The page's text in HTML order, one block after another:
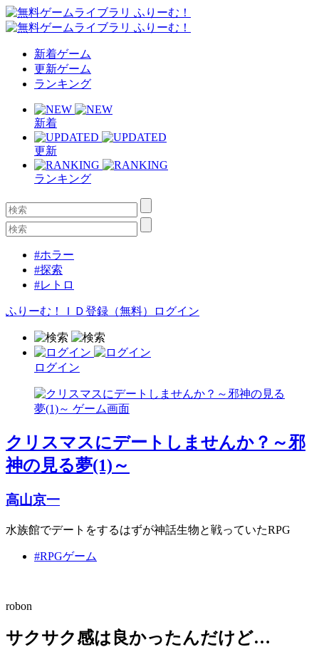
新着ゲーム
更新ゲーム
ランキング
新着
更新
ランキング
#ホラー
#探索
#レトロ
ふりーむ！ＩＤ登録（無料） ログイン
ログイン
クリスマスにデートしませんか？～邪
神の見る夢(1)～
高山京一
水族館でデートをするはずが神話生物と戦っていたRPG
#RPGゲーム
robon
サクサク感は良かったんだけど…